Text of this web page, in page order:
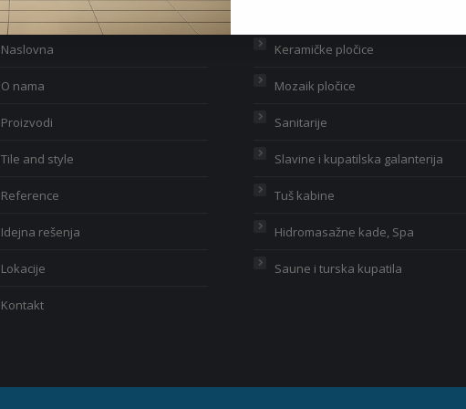
Naslovna
O nama
Proizvodi
Tile and style
Reference
Idejna rešenja
Lokacije
Kontakt
Keramičke pločice
Mozaik pločice
Sanitarije
Slavine i kupatilska galanterija
Tuš kabine
Hidromasažne kade, Spa
Saune i turska kupatila